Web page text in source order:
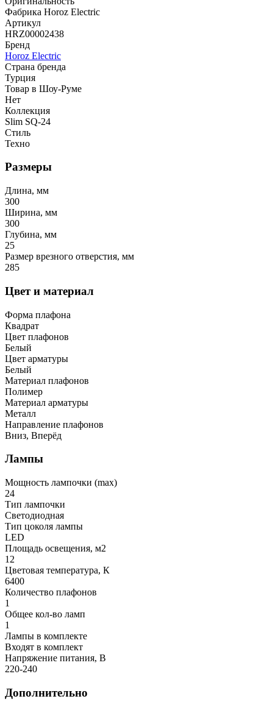
Фабрика Horoz Electric
Артикул
HRZ00002438
Бренд
Horoz Electric
Страна бренда
Турция
Товар в Шоу-Руме
Нет
Коллекция
Slim SQ-24
Стиль
Техно
Размеры
Длина, мм
300
Ширина, мм
300
Глубина, мм
25
Размер врезного отверстия, мм
285
Цвет и материал
Форма плафона
Квадрат
Цвет плафонов
Белый
Цвет арматуры
Белый
Материал плафонов
Полимер
Материал арматуры
Металл
Направление плафонов
Вниз, Вперёд
Лампы
Мощность лампочки (max)
24
Тип лампочки
Светодиодная
Тип цоколя лампы
LED
Площадь освещения, м2
12
Цветовая температура, К
6400
Количество плафонов
1
Общее кол-во ламп
1
Лампы в комплекте
Входят в комплект
Напряжение питания, В
220-240
Дополнительно